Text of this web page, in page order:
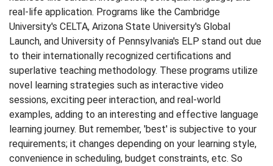
real-life application. Programs like the Cambridge
University's CELTA, Arizona State University's Global
Launch, and University of Pennsylvania's ELP stand out due
to their internationally recognized certifications and
superlative teaching methodology. These programs utilize
novel learning strategies such as interactive video
sessions, exciting peer interaction, and real-world
examples, adding to an interesting and effective language
learning journey. But remember, 'best' is subjective to your
requirements; it changes depending on your learning style,
convenience in scheduling, budget constraints, etc. So